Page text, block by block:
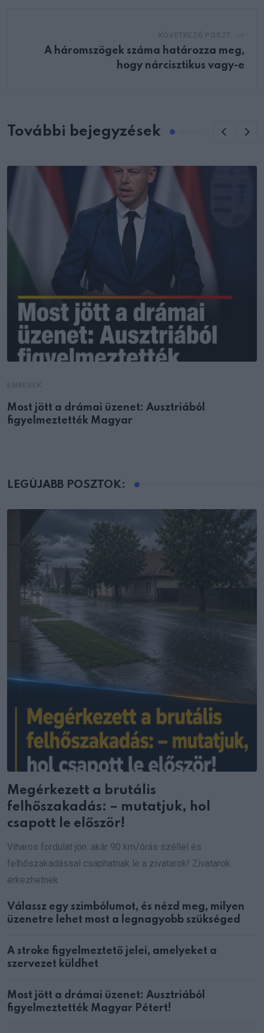
A háromszögek száma határozza meg,
hogy nárcisztikus vagy-e
További bejegyzések
Most jött a drámai üzenet: Ausztriából
figyelmeztették Magyar
LEGÚJABB POSZTOK:
Megérkezett a brutális
felhőszakadás: – mutatjuk, hol
csapott le először!
Viharos fordulat jön: akár 90 km/órás széllel és
felhőszakadással csaphatnak le a zivatarok! Zivatarok
érkezhetnek
Válassz egy szimbólumot, és nézd meg, milyen
üzenetre lehet most a legnagyobb szükséged
A stroke figyelmeztető jelei, amelyeket a
szervezet küldhet
Most jött a drámai üzenet: Ausztriából
figyelmeztették Magyar Pétert!